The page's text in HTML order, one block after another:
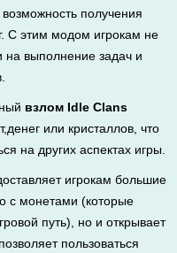
получения
С этим модом игрокам не
на выполнение задач и
взлом Idle Clans
или кристаллов, что
на других аспектах игры.
игрокам большие
с монетами (которые
путь), но и открывает
пользоваться